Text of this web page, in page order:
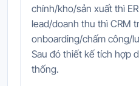
chính/kho/sản xuất thì
lead/doanh thu thì CRM
onboarding/chấm công/
Sau đó thiết kế tích hợp
thống.